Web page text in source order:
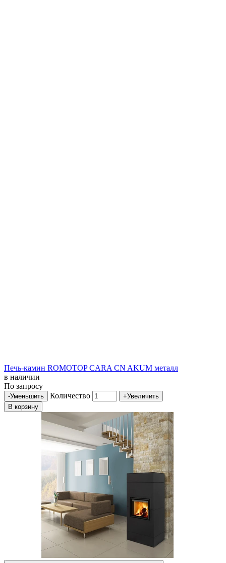
Печь-камин ROMOTOP CARA СN AKUM металл
в наличии
По запросу
-Уменьшить Количество +Увеличить
В корзину